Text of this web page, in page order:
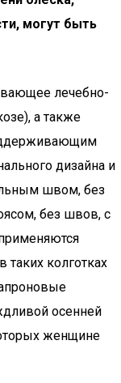
могут быть
лечебно-
а также
дизайна и
швом, без
без швов, с
таких колготках
осенней
женщине